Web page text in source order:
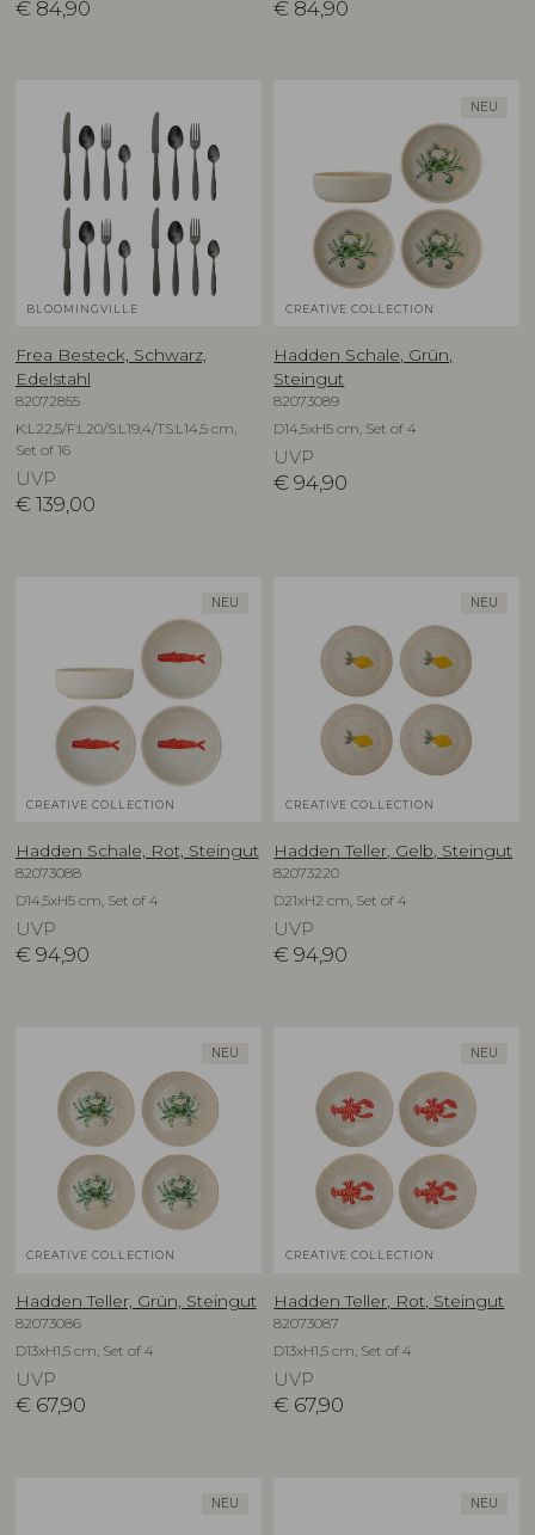
€ 84,90 € 84,90
BLOOMINGVILLE
Frea Besteck, Schwarz,
Edelstahl
82072855
K:L22,5/F:L20/S:L19,4/TS:L14,5 cm,
Set of 16
UVP
€ 139,00
NEU
CREATIVE COLLECTION
Hadden Schale, Grün,
Steingut
82073089
D14,5xH5 cm, Set of 4
UVP
€ 94,90
NEU
CREATIVE COLLECTION
Hadden Schale, Rot, Steingut
82073088
D14,5xH5 cm, Set of 4
UVP
€ 94,90
NEU
CREATIVE COLLECTION
Hadden Teller, Gelb, Steingut
82073220
D21xH2 cm, Set of 4
UVP
€ 94,90
NEU
CREATIVE COLLECTION
Hadden Teller, Grün, Steingut
82073086
D13xH1,5 cm, Set of 4
UVP
€ 67,90
NEU
CREATIVE COLLECTION
Hadden Teller, Rot, Steingut
82073087
D13xH1,5 cm, Set of 4
UVP
€ 67,90
NEU NEU